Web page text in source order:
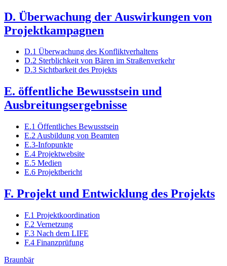
D. Überwachung der Auswirkungen von
Projektkampagnen
D.1 Überwachung des Konfliktverhaltens
D.2 Sterblichkeit von Bären im Straßenverkehr
D.3 Sichtbarkeit des Projekts
E. öffentliche Bewusstsein und
Ausbreitungsergebnisse
E.1 Öffentliches Bewusstsein
E.2 Ausbildung von Beamten
E.3-Infopunkte
E.4 Projektwebsite
E.5 Medien
E.6 Projektbericht
F. Projekt und Entwicklung des Projekts
F.1 Projektkoordination
F.2 Vernetzung
F.3 Nach dem LIFE
F.4 Finanzprüfung
Braunbär